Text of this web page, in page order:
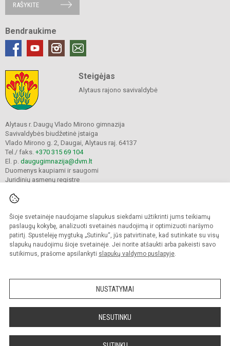
Šioje svetainėje naudojame slapukus siekdami užtikrinti jums teikiamų
paslaugų kokybę, analizuoti svetainės naudojimą ir optimizuoti naršymo
patirtį. Spustelėję mygtuką „Sutinku“, jūs patvirtinate, kad sutinkate su visų
slapukų naudojimu šioje svetainėje. Jei norite atšaukti arba pakeisti savo
sutikimus, prašome apsilankyti slapukų valdymo puslapyje.
NUSTATYMAI
NESUTINKU
RAŠYKITE
Bendraukime
Steigėjas
Alytaus rajono savivaldybė
Alytaus r. Daugų Vlado Mirono gimnazija
Savivaldybės biudžetinė įstaiga
Vlado Mirono g. 2, Daugai, Alytaus raj. 64137
Tel./ faks. +370 315 69 104
El. p. daugugimnazija@dvm.lt
Duomenys kaupiami ir saugomi
Juridinių asmenų registre
© 2024. Alytaus r. Daugų Vlado Mirono gimnazija. Visos teisės saugomos.
Kopijuoti turinį be raštiško įstaigos administracijos sutikimo griežtai draudžiama.
Prieinamumo paraiška Slapukų valdymas